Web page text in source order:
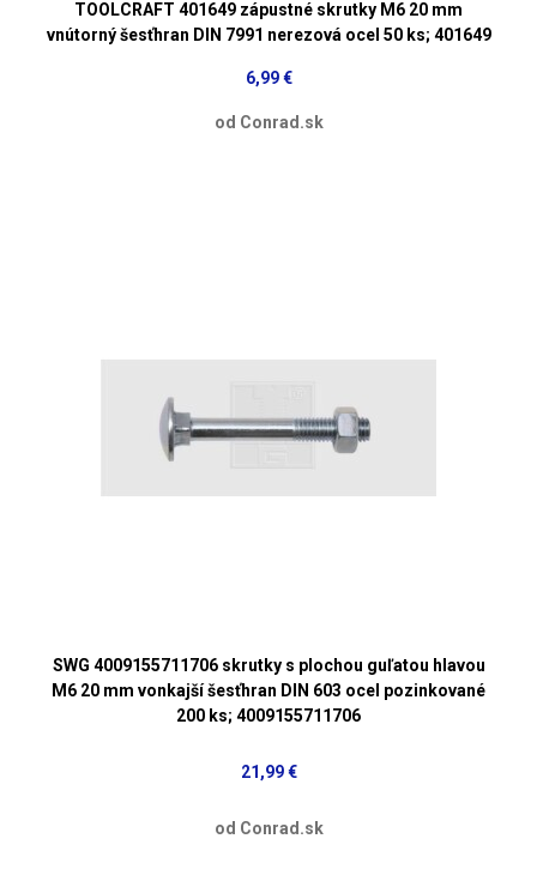
TOOLCRAFT 401649 zápustné skrutky M6 20 mm
vnútorný šesťhran DIN 7991 nerezová ocel 50 ks; 401649
6,99 €
od Conrad.sk
SWG 4009155711706 skrutky s plochou guľatou hlavou
M6 20 mm vonkajší šesťhran DIN 603 ocel pozinkované
200 ks; 4009155711706
21,99 €
od Conrad.sk